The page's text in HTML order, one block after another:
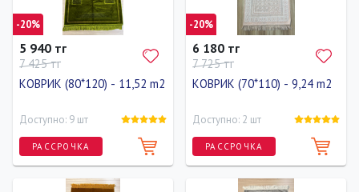
-20%
5 940 тг
7 425 тг
КОВРИК (80*120) - 11,52 m2
Доступно: 9 шт
РАССРОЧКА
-20%
6 180 тг
7 725 тг
КОВРИК (70*110) - 9,24 m2
Доступно: 2 шт
РАССРОЧКА